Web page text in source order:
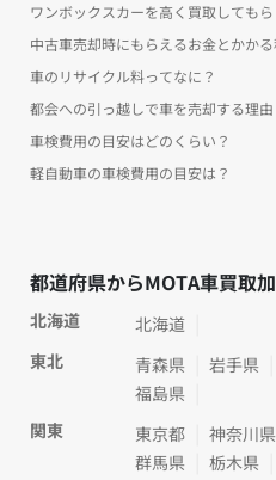
ワンボックスカーを高く買取しても
中古車売却時にもらえるお金とかか
車のリサイクル料ってなに？
都会への引っ越しで車を売却する理由
車検費用の目安はどのくらい？
軽自動車の車検費用の目安は？
都道府県からMOTA車買取
北海道
北海道
東北
青森県 岩手県
福島県
関東
東京都 神奈川県
群馬県
栃木県